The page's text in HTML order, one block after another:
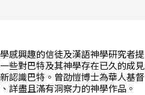
感興趣的信徒及漢語神學研究者提
些對巴特及其神學存在已久的成見
認識巴特。曾劭愷博士為華人基督
詳盡且滿有洞察力的神學作品。